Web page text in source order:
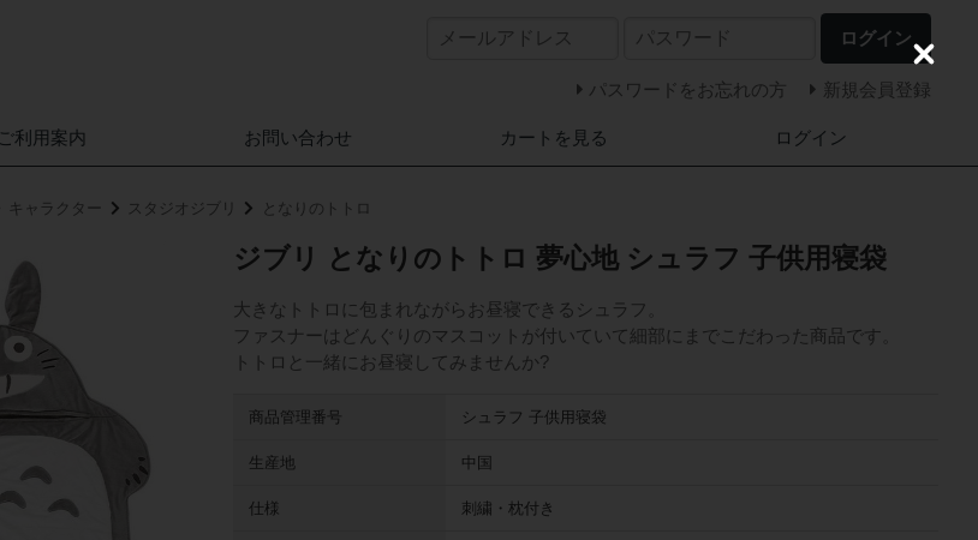
ログイン
パスワードをお忘れの方 新規会員登録
ご利用案内 お問い合わせ カートを見る ログイン
キャラクター スタジオジブリ となりのトトロ
ジブリ となりのトトロ 夢心地 シュラフ 子供用寝袋
大きなトトロに包まれながらお昼寝できるシュラフ。
ファスナーはどんぐりのマスコットが付いていて細部にまでこだわった商品です。
トトロと一緒にお昼寝してみませんか?
商品管理番号 シュラフ 子供用寝袋
生産地 中国
仕様 刺繍・枕付き
C
l
o